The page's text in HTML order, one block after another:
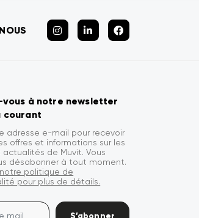
vous à notre newsletter
courant
adresse e-mail pour recevoir
offres et informations sur les
de Muvit. Vous
désabonner à tout moment.
politique de
pour plus de détails.
S’abonner